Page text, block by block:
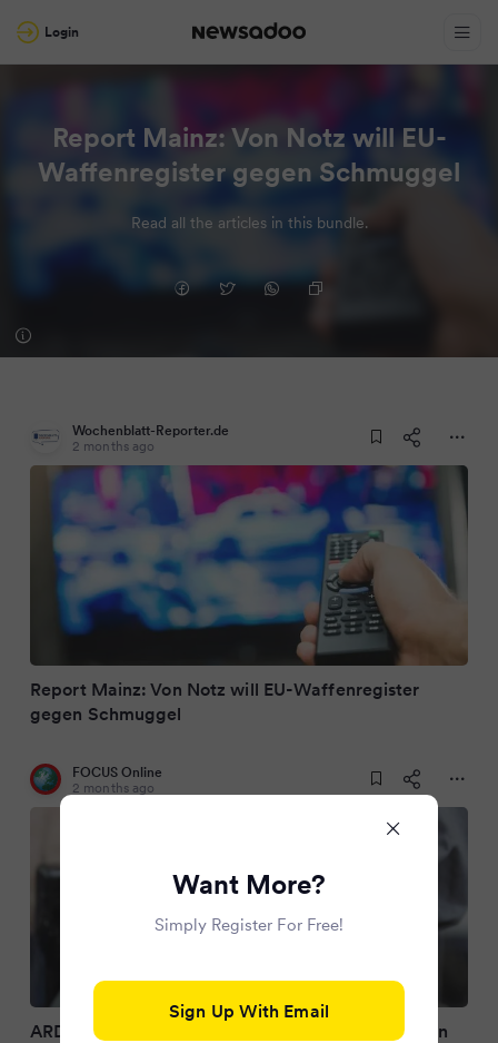
Login
Report Mainz: Von Notz will EU-
Waffenregister gegen Schmuggel
Read all the articles in this bundle.
Wochenblatt-Reporter.de
2 months ago
Report Mainz: Von Notz will EU-Waffenregister
gegen Schmuggel
FOCUS Online
2 months ago
ARD-Doku zeigt: Nato-Waffen aus Ukraine landen
Want More?
Simply Register For Free!
Sign Up With Email